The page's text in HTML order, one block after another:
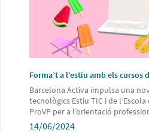
Forma’t a l’estiu amb els cursos
Barcelona Activa impulsa una
tecnològics Estiu TIC i de
ProVP per a l’orientació
14/06/2024